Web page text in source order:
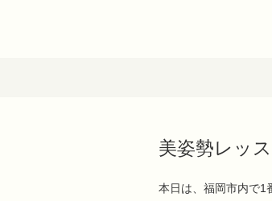
美姿勢レッ
本日は、福岡市内で1